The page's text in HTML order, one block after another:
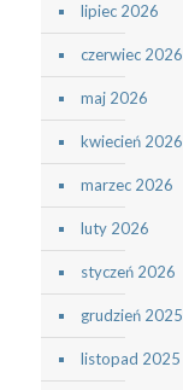
lipiec 2026
czerwiec 2026
maj 2026
kwiecień 2026
marzec 2026
luty 2026
styczeń 2026
grudzień 2025
listopad 2025